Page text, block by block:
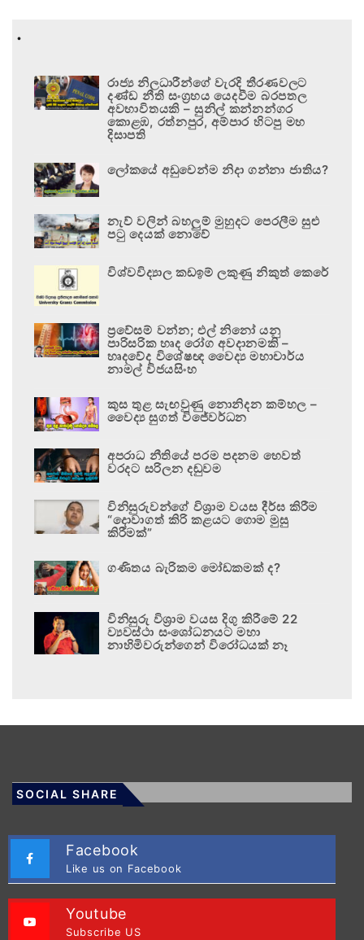
.
රාජ්‍ය නිලධාරීන්ගේ වැරදි තීරණවලට
දණ්ඩ නීති සංග්‍රහය යෙදවීම බරපතල
අවභාවිතයකි – සුනිල් කන්නන්ගර
කොළඹ, රත්නපුර, අම්පාර හිටපු මහ
දිසාපති
ලෝකයේ අඩුවෙන්ම නිදා ගන්නා ජාතිය?
නැව් වලින් බහලුම් මුහුදට පෙරලීම සුළු
පටු දෙයක් නොවේ
විශ්වවිද්‍යාල කඩඉම් ලකුණු නිකුත් කෙරේ
ප්‍රවේසම් වන්න; එල් නිනෝ යනු
පාරිසරික හෘද රෝග අවදානමකි –
හෘදවේද විශේෂඥ වෛද්‍ය මහාචාර්ය
නාමල් විජයසිංහ
කුස තුළ සැඟවුණු නොනිදන කම්හල –
වෛද්‍ය සුගත් විජේවර්ධන
අපරාධ නීතියේ පරම පදනම හෙවත්
වරදට සරිලන දඬුවම
විනිසුරුවන්ගේ විශ්‍රාම වයස දීර්ඝ කිරීම
“දොවාගත් කිරි කළයට ගොම මුසු
කිරීමක්”
ගණිතය බැරිකම මෝඩකමක් ද?
විනිසුරු විශ්‍රාම වයස දිගු කිරීමේ 22
ව්‍යවස්ථා සංශෝධනයට මහා
නාහිමිවරුන්ගෙන් විරෝධයක් නෑ
SOCIAL SHARE
Facebook
Like us on Facebook
Youtube
Subscribe US